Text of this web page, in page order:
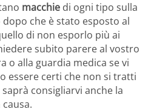
macchie di ogni tipo sulla
che è stato esposto al
di non esporlo più ai
subito parere al vostro
o alla guardia medica se vi
essere certi che non si tratti
consigliarvi anche la